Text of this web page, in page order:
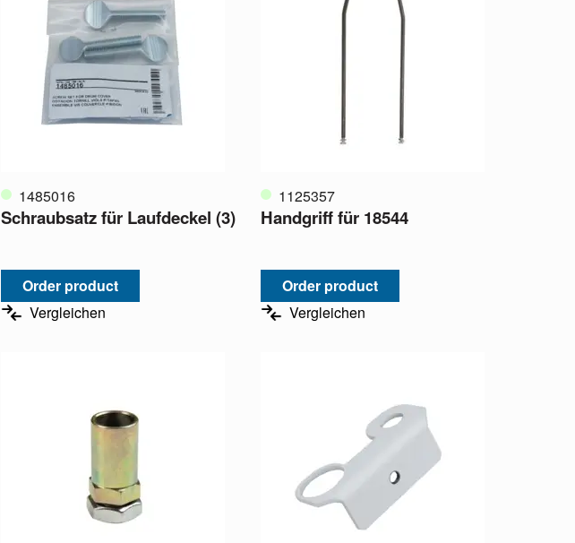
1485016
Schraubsatz für Laufdeckel (3)
Order product
Vergleichen
1125357
Handgriff für 18544
Order product
Vergleichen